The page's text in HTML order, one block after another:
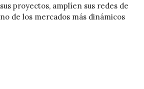
proyectos, amplíen sus redes de
de los mercados más dinámicos